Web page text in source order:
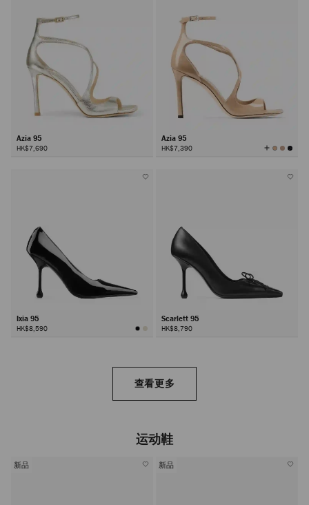
Azia 95
HK$7,690
Azia 95
HK$7,390 查
看
Ixia 95
HK$8,590
Scarlett 95
HK$8,790
查看更多
运动鞋
新品 新品